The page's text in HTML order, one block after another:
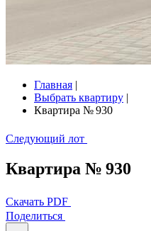
Главная |
Выбрать квартиру |
Квартира № 930
Следующий лот
Квартира № 930
Скачать PDF
Поделиться